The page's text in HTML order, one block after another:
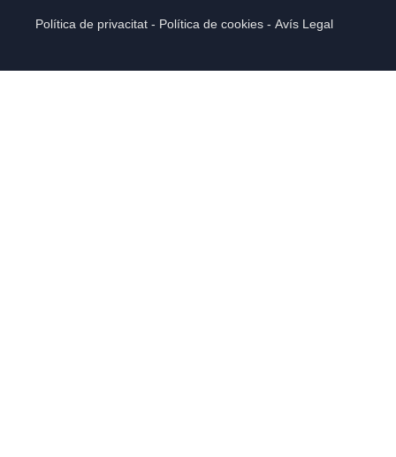
Política de privacitat - Política de cookies - Avís Legal